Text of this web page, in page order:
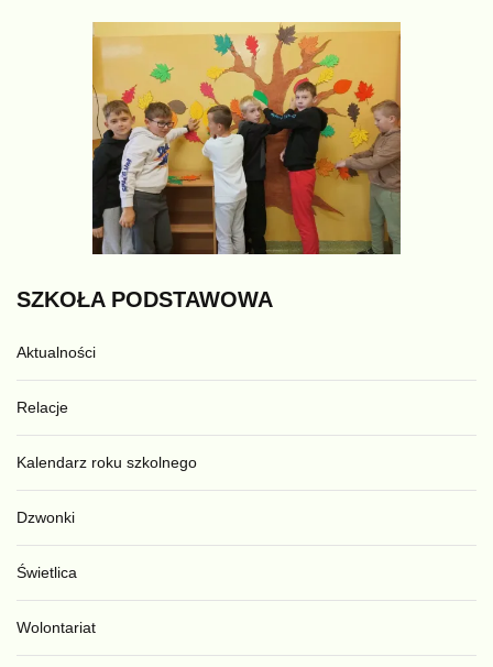
SZKOŁA PODSTAWOWA
Aktualności
Relacje
Kalendarz roku szkolnego
Dzwonki
Świetlica
Wolontariat